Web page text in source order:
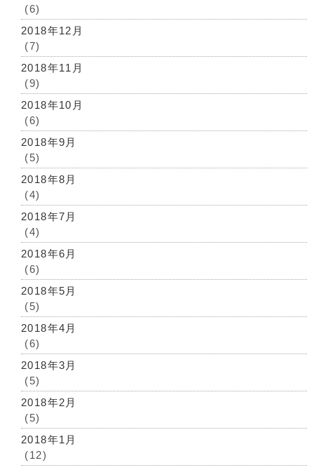
(6)
2018年12月
(7)
2018年11月
(9)
2018年10月
(6)
2018年9月
(5)
2018年8月
(4)
2018年7月
(4)
2018年6月
(6)
2018年5月
(5)
2018年4月
(6)
2018年3月
(5)
2018年2月
(5)
2018年1月
(12)